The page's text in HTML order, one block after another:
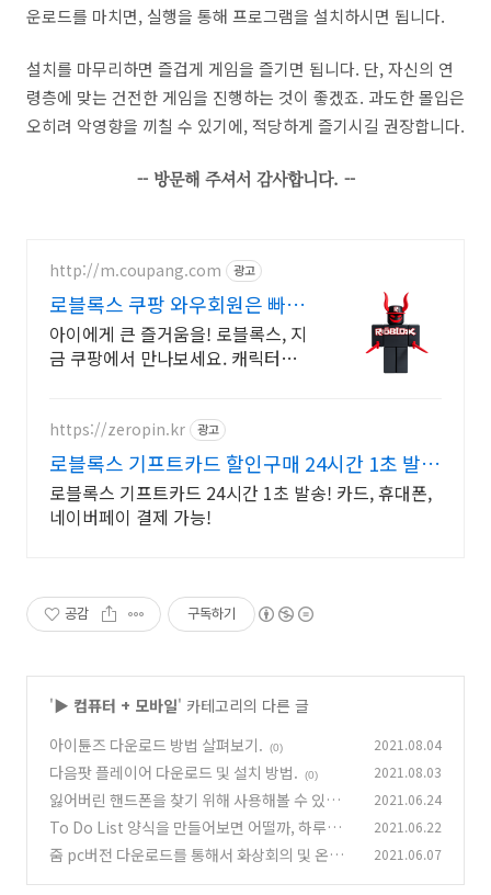
운로드를 마치면, 실행을 통해 프로그램을 설치하시면 됩니다.
설치를 마무리하면 즐겁게 게임을 즐기면 됩니다. 단, 자신의 연
령층에 맞는 건전한 게임을 진행하는 것이 좋겠죠. 과도한 몰입은
오히려 악영향을 끼칠 수 있기에, 적당하게 즐기시길 권장합니다.
-- 방문해 주셔서 감사합니다. --
http://m.coupang.com 광고
로블록스 쿠팡 와우회원은 빠른
로켓배송
아이에게 큰 즐거움을! 로블록스, 지
금 쿠팡에서 만나보세요. 캐릭터의
https://zeropin.kr 광고
로블록스 기프트카드 할인구매 24시간 1초 발
송!
로블록스 기프트카드 24시간 1초 발송! 카드, 휴대폰,
네이버페이 결제 가능!
공감 구독하기
'▶ 컴퓨터 + 모바일' 카테고리의 다른 글
아이튠즈 다운로드 방법 살펴보기.
(0) 2021.08.04
다음팟 플레이어 다운로드 및 설치 방법. (0) 2021.08.03
잃어버린 핸드폰을 찾기 위해 사용해볼 수 있는
방법, 구글 계정을 이용해서 찾아볼 수 있어요.
2021.06.24
To Do List 양식을 만들어보면 어떨까, 하루의
루틴을 잊지 않기 위한 몸부림 그것은 to do 리스
2021.06.22
줌 pc버전 다운로드를 통해서 화상회의 및 온라
2021.06.07